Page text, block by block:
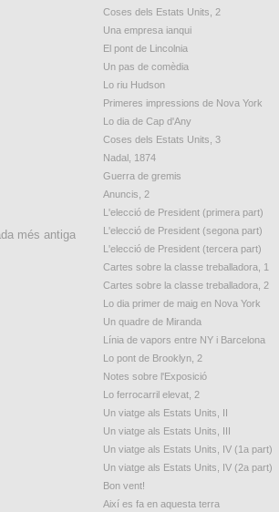
més antiga
Coses dels Estats Units, 2
Una empresa ianqui
El pont de Lincolnia
Un pas de comèdia
Lo riu Hudson
Primeres impressions de Nova York
Lo dia de Cap d'Any
Coses dels Estats Units, 3
Nadal, 1874
Guerra de gremis
Anuncis, 2
L'elecció de President (primera part)
L'elecció de President (segona part)
L'elecció de President (tercera part)
Cartes sobre la classe treballadora, 1
Cartes sobre la classe treballadora, 2
Lo dia primer de maig en Nova York
Un quadre de Miranda
Línia de vapors entre NY i Barcelona
Lo pont de Brooklyn, 2
Notes sobre l'Exposició
Lo ferrocarril elevat, 2
Un viatge als Estats Units, II
Un viatge als Estats Units, III
Un viatge als Estats Units, IV (1a part)
Un viatge als Estats Units, IV (2a part)
Bon vent!
Així es fa en aquesta terra